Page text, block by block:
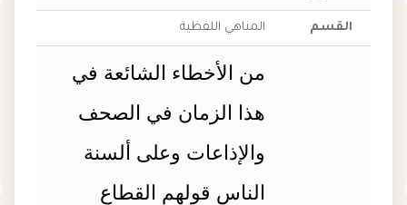
القسم المناهي اللفظية
من الأخطاء الشائعة في
هذا الزمان في الصحف
والإذاعات وعلى ألسنة
الناس قولهم القطاع